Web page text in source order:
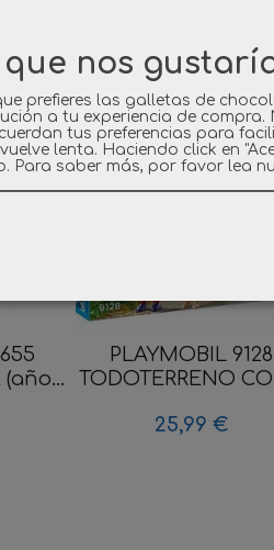
(año...
PLAYMOBIL 9128
TODOTERRENO
25,99 €
que nos
prefieres las galletas de
a tu experiencia de compra.
tus preferencias para
lenta. Haciendo click en
Para saber más, por favor lea